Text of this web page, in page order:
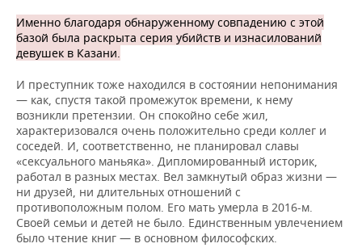
Именно благодаря обнаруженному совпадению с этой
базой была раскрыта серия убийств и изнасилований
девушек в Казани.
И преступник тоже находился в состоянии непонимания
— как, спустя такой промежуток времени, к нему
возникли претензии. Он спокойно себе жил,
характеризовался очень положительно среди коллег и
соседей. И, соответственно, не планировал славы
«сексуального маньяка». Дипломированный историк,
работал в разных местах. Вел замкнутый образ жизни —
ни друзей, ни длительных отношений с
противоположным полом. Его мать умерла в 2016-м.
Своей семьи и детей не было. Единственным увлечением
было чтение книг — в основном философских.